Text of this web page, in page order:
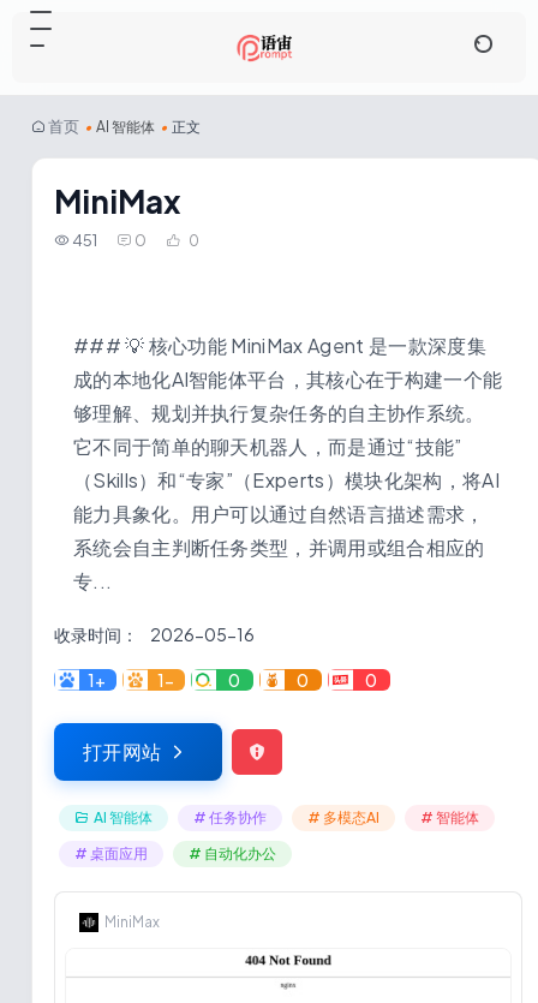
首页 • AI 智能体 • 正文
MiniMax
451 0 0
### 💡 核心功能 MiniMax Agent 是一款深度集
成的本地化AI智能体平台，其核心在于构建一个能
够理解、规划并执行复杂任务的自主协作系统。
它不同于简单的聊天机器人，而是通过“技能”
（Skills）和“专家”（Experts）模块化架构，将AI
能力具象化。用户可以通过自然语言描述需求，
系统会自主判断任务类型，并调用或组合相应的
专...
收录时间： 2026-05-16
1+ 1- 0 0 0
打开网站
AI 智能体 # 任务协作 # 多模态AI
# 智能体
# 桌面应用
# 自动化办公
MiniMax